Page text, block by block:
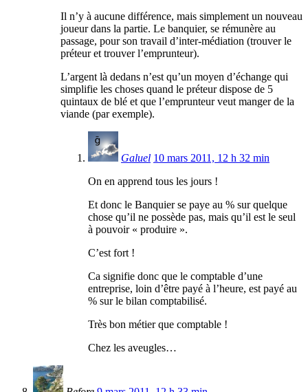
Il n’y à aucune différence, mais simplement un nouveau
joueur dans la partie. Le banquier, se rémunère au
passage, pour son travail d’inter-médiation (trouver le
préteur et trouver l’emprunteur).
L’argent là dedans n’est qu’un moyen d’échange qui
simplifie les choses quand le préteur dispose de 5
quintaux de blé et que l’emprunteur veut manger de la
viande (par exemple).
Galuel 10 mars 2011, 12 h 32 min
On en apprend tous les jours !
Et donc le Banquier se paye au % sur quelque
chose qu’il ne possède pas, mais qu’il est le seul
à pouvoir « produire ».
C’est fort !
Ca signifie donc que le comptable d’une
entreprise, loin d’être payé à l’heure, est payé au
% sur le bilan comptabilisé.
Très bon métier que comptable !
Chez les aveugles…